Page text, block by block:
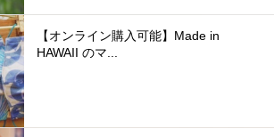
【オンライン購入可能】Made in
HAWAII のマ...